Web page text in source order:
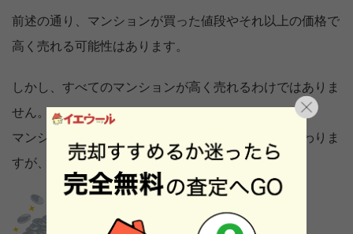
前述の通り、マンションが買った値段やそれ以上の価格で
高く売れる可能性はあります。
しかし、すべてのマンションが高く売れるわけではありま
せん。
マンションの価格は買主との交渉などによっても変わりま
すが、
高く売れる主な特徴は以下になります。